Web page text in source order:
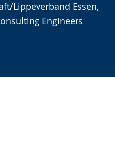
Lippeverband Essen,
Engineers